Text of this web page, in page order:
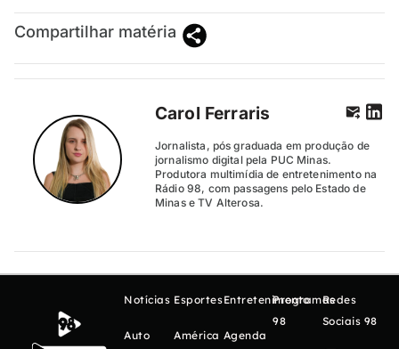
Compartilhar matéria
Carol Ferraris
Jornalista, pós graduada em produção de
jornalismo digital pela PUC Minas.
Produtora multimídia de entretenimento na
Rádio 98, com passagens pelo Estado de
Minas e TV Alterosa.
Notícias
Auto
Esportes
América
Entretenimento
Agenda
Programas
98
Redes
Sociais 98